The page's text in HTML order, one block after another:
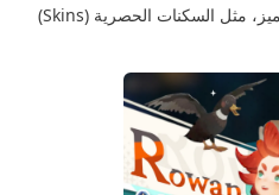
التنين) لجميع مشتريات المحتوى المميز، مثل السكنات الحصرية (Skins)